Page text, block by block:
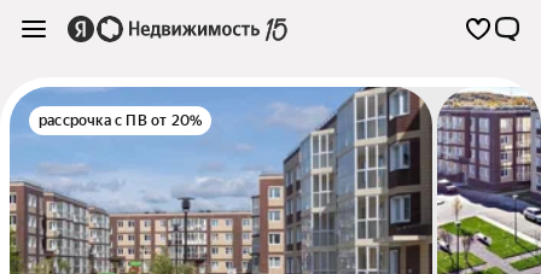
рассрочка с ПВ от 20%